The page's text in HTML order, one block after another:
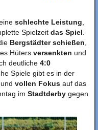
schlechte Leistung
Spielzeit das Spiel
Bergstädter schießen
Hüters versenkten und
deutliche 4:0
Spiele gibt es in der
vollen Fokusauf das
im Stadtderbygegen